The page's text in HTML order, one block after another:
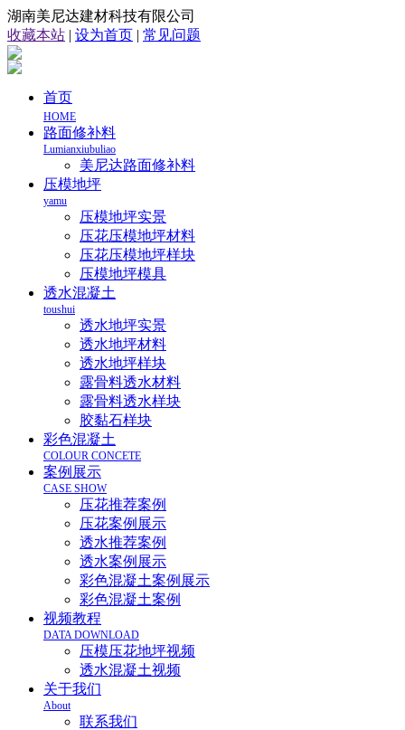
湖南美尼达建材科技有限公司
收藏本站 | 设为首页 | 常见问题
首页
HOME
路面修补料
Lumianxiubuliao
美尼达路面修补料
压模地坪
yamu
压模地坪实景
压花压模地坪材料
压花压模地坪样块
压模地坪模具
透水混凝土
toushui
透水地坪实景
透水地坪材料
透水地坪样块
露骨料透水材料
露骨料透水样块
胶黏石样块
彩色混凝土
COLOUR CONCETE
案例展示
CASE SHOW
压花推荐案例
压花案例展示
透水推荐案例
透水案例展示
彩色混凝土案例展示
彩色混凝土案例
视频教程
DATA DOWNLOAD
压模压花地坪视频
透水混凝土视频
关于我们
About
联系我们